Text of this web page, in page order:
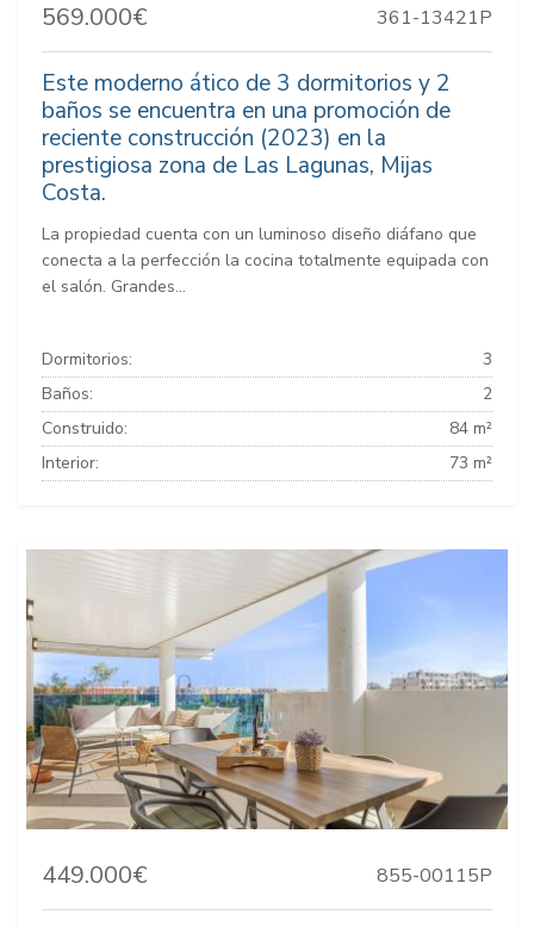
569.000€ 361-13421P
Este moderno ático de 3 dormitorios y 2
baños se encuentra en una promoción de
reciente construcción (2023) en la
prestigiosa zona de Las Lagunas, Mijas
Costa.
La propiedad cuenta con un luminoso diseño diáfano que
conecta a la perfección la cocina totalmente equipada con
el salón. Grandes...
Dormitorios:
3
Baños:
2
Construido:
84 m²
Interior:
73 m²
449.000€ 855-00115P